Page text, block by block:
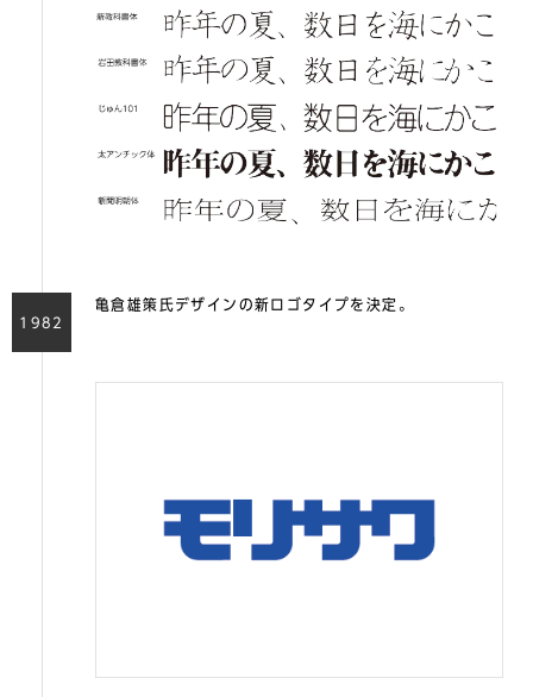
1982
亀倉雄策氏デザインの新ロゴタイプを決定。